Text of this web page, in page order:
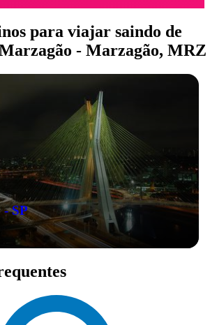
para viajar saindo de
- Marzagão, MRZ
- SP